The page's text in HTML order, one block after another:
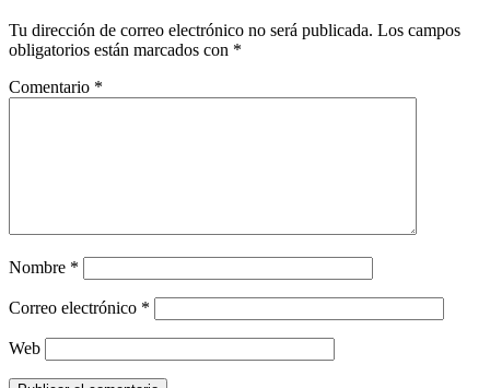
Tu dirección de correo electrónico no será publicada. Los campos
obligatorios están marcados con *
Comentario *
Nombre *
Correo electrónico *
Web